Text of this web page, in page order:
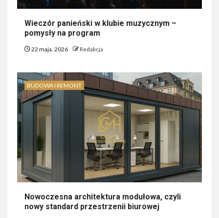
Wieczór panieński w klubie muzycznym –
pomysły na program
22 maja, 2026 Redakcja
BUDOWA I REMONT
Nowoczesna architektura modułowa, czyli
nowy standard przestrzenii biurowej